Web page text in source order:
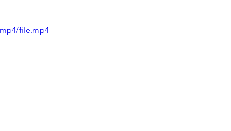
file.mp4